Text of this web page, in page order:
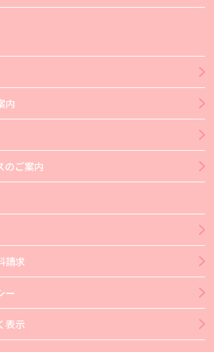
内
のご案内
請求
ー
表示